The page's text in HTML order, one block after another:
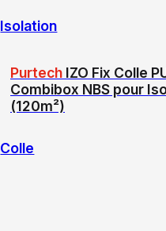
Isolation
Colle
Purtech IZO Fix Colle
Combibox NBS pour
(120m²)